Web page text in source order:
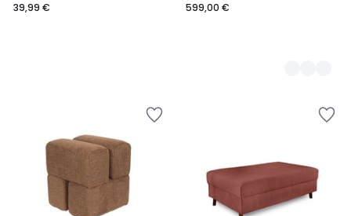
39,99 €
599,00 €